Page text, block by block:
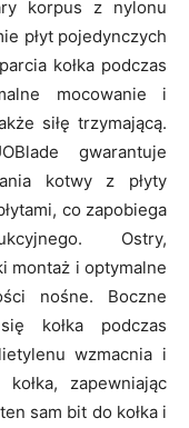
korpus z nylonu
płyt pojedynczych
kołka podczas
mocowanie i
siłę trzymającą.
gwarantuje
kotwy z płyty
co zapobiega
Ostry,
montaż i optymalne
nośne. Boczne
kołka podczas
wzmacnia i
zapewniając
sam bit do kołka i